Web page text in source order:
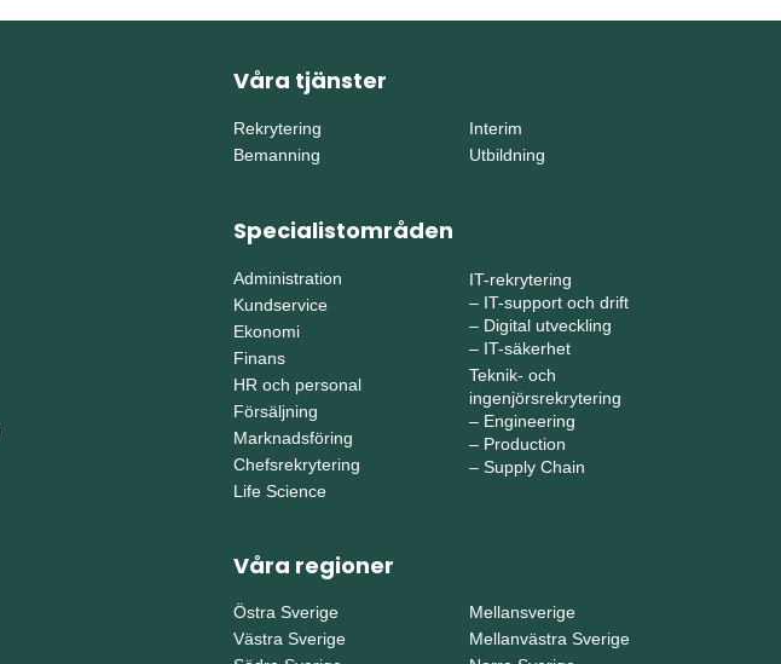
Våra tjänster
Rekrytering
Bemanning
Interim
Utbildning
Specialistområden
Administration
Kundservice
Ekonomi
Finans
HR och personal
Försäljning
Marknadsföring
Chefsrekrytering
Life Science
IT-rekrytering
– IT-support och drift
– Digital utveckling
– IT-säkerhet
Teknik- och
ingenjörsrekrytering
– Engineering
– Production
– Supply Chain
Våra regioner
Östra Sverige
Västra Sverige
Mellansverige
Mellanvästra Sverige